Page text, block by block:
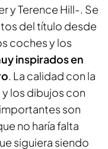
y Terence Hill-. Se
del título desde
coches y los
inspirados en
. La calidad con la
los dibujos con
son
no haría falta
siguiera siendo